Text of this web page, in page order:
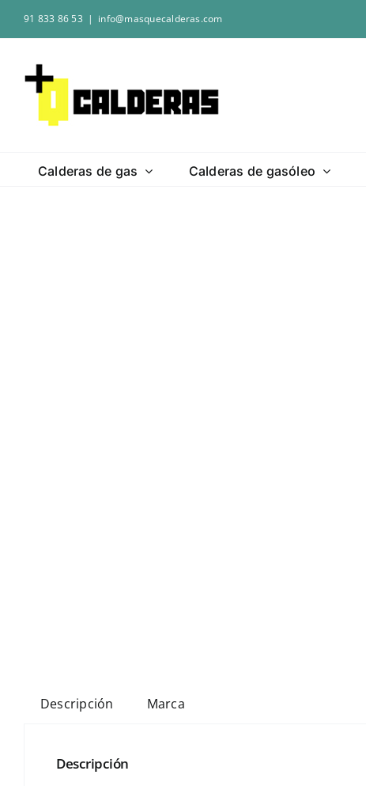
91 833 86 53 | info@masquecalderas.com
Calderas de gas Calderas de gasóleo
Descripción Marca
Descripción